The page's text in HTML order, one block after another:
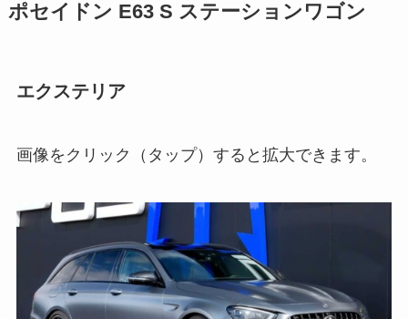
ポセイドン E63 S ステーションワゴン
エクステリア
画像をクリック（タップ）すると拡大できます。